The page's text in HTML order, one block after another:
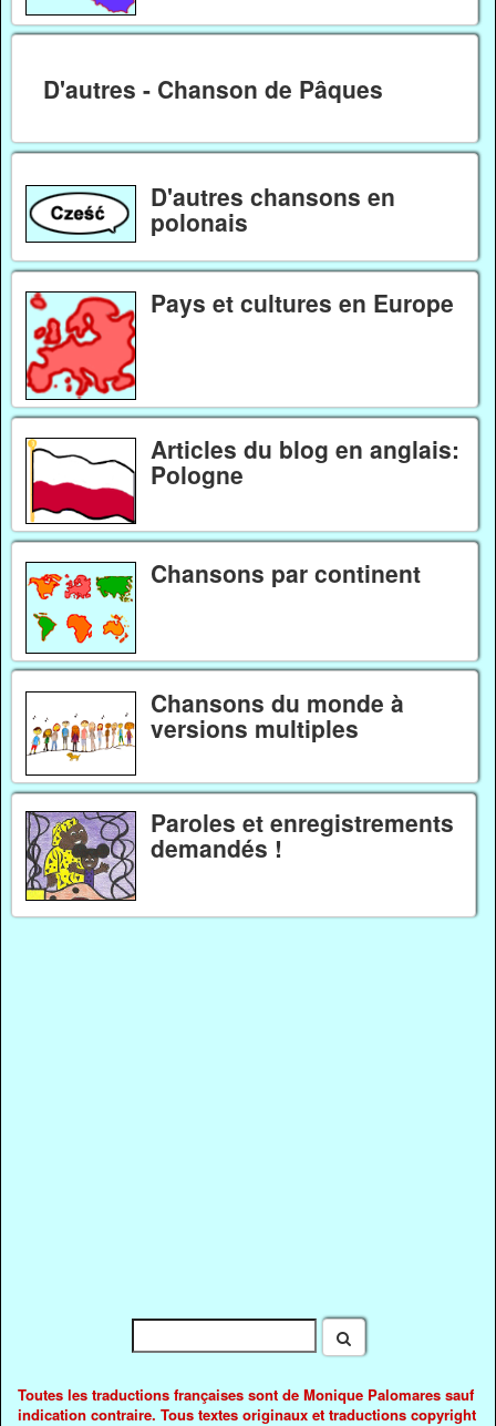
D'autres - Chanson de Pâques
D'autres chansons en
polonais
Pays et cultures en Europe
Articles du blog en anglais:
Pologne
Chansons par continent
Chansons du monde à
versions multiples
Paroles et enregistrements
demandés !
Toutes les traductions françaises sont de Monique Palomares sauf
indication contraire. Tous textes originaux et traductions copyright